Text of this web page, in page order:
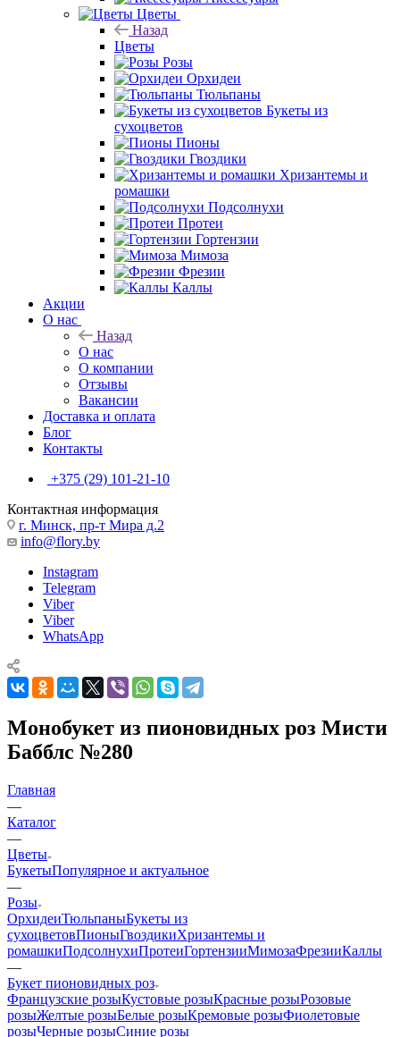
Цветы
Назад
Цветы
Розы
Орхидеи
Тюльпаны
Букеты из
сухоцветов
Пионы
Гвоздики
Хризантемы и
ромашки
Подсолнухи
Протеи
Гортензии
Мимоза
Фрезии
Каллы
Акции
О нас
Назад
О нас
О компании
Отзывы
Вакансии
Доставка и оплата
Блог
Контакты
+375 (29) 101-21-10
Контактная информация
г. Минск, пр-т Мира д.2
info@flory.by
Instagram
Telegram
Viber
Viber
WhatsApp
Монобукет из пионовидных роз Мисти
Бабблс №280
Главная
—
Каталог
—
Цветы
БукетыПопулярное и актуальное
—
Розы
ОрхидеиТюльпаныБукеты из
сухоцветовПионыГвоздикиХризантемы и
ромашкиПодсолнухиПротеиГортензииМимозаФрезииКаллы
—
Букет пионовидных роз
Французские розыКустовые розыКрасные розыРозовые
розыЖелтые розыБелые розыКремовые розыФиолетовые
розыЧерные розыСиние розы